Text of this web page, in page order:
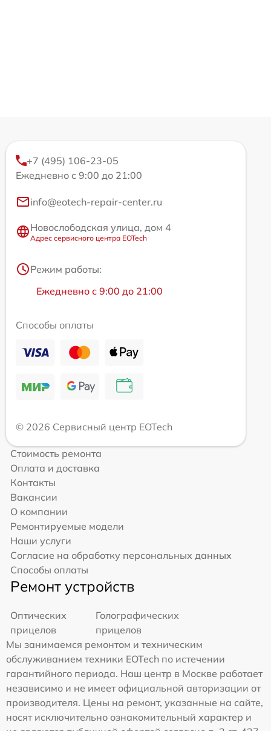
+7 (495) 106-23-05
Ежедневно с 9:00 до 21:00
info@eotech-repair-center.ru
Новослободская улица, дом 4
Адрес сервисного центра EOTech
Режим работы:
Ежедневно с 9:00 до 21:00
Способы оплаты
© 2026 Сервисный центр EOTech
Стоимость ремонта
Оплата и доставка
Контакты
Вакансии
О компании
Ремонтируемые модели
Наши услуги
Согласие на обработку персональных данных
Способы оплаты
Ремонт устройств
Оптических
прицелов
Голографических
прицелов
Мы занимаемся ремонтом и техническим
обслуживанием техники EOTech по истечении
гарантийного периода. Наш центр в Москве работает
независимо и не имеет официальной авторизации от
производителя. Цены на ремонт, указанные на сайте,
носят исключительно ознакомительный характер и